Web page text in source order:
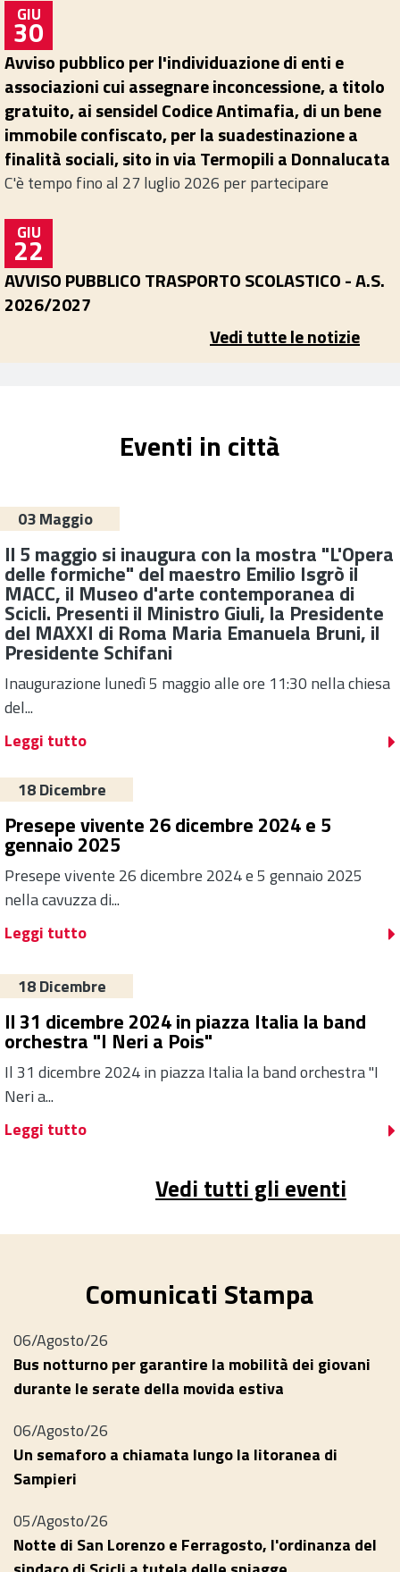
GIU
30
Avviso pubblico per l'individuazione di enti e
associazioni cui assegnare inconcessione, a titolo
gratuito, ai sensidel Codice Antimafia, di un bene
immobile confiscato, per la suadestinazione a
finalità sociali, sito in via Termopili a Donnalucata
C'è tempo fino al 27 luglio 2026 per partecipare
GIU
22
AVVISO PUBBLICO TRASPORTO SCOLASTICO - A.S.
2026/2027
Vedi tutte le notizie
Eventi in città
03 Maggio
Il 5 maggio si inaugura con la mostra "L'Opera
delle formiche" del maestro Emilio Isgrò il
MACC, il Museo d'arte contemporanea di
Scicli. Presenti il Ministro Giuli, la Presidente
del MAXXI di Roma Maria Emanuela Bruni, il
Presidente Schifani
Inaugurazione lunedì 5 maggio alle ore 11:30 nella chiesa
del...
Leggi tutto
18 Dicembre
Presepe vivente 26 dicembre 2024 e 5
gennaio 2025
Presepe vivente 26 dicembre 2024 e 5 gennaio 2025
nella cavuzza di...
Leggi tutto
18 Dicembre
Il 31 dicembre 2024 in piazza Italia la band
orchestra "I Neri a Pois"
Il 31 dicembre 2024 in piazza Italia la band orchestra "I
Neri a...
Leggi tutto
Vedi tutti gli eventi
Comunicati Stampa
06/Agosto/26
Bus notturno per garantire la mobilità dei giovani
durante le serate della movida estiva
06/Agosto/26
Un semaforo a chiamata lungo la litoranea di
Sampieri
05/Agosto/26
Notte di San Lorenzo e Ferragosto, l'ordinanza del